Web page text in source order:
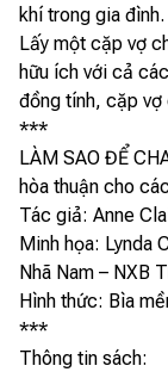
khí trong gia đình.
Lấy một cặp vợ
hữu ích với cả
đồng tính, cặp
***
LÀM SAO ĐỂ
hòa thuận cho
Tác giả: Anne
Minh họa: Lynda
Nhã Nam – NXB
Hình thức: Bìa
***
Thông tin sách: